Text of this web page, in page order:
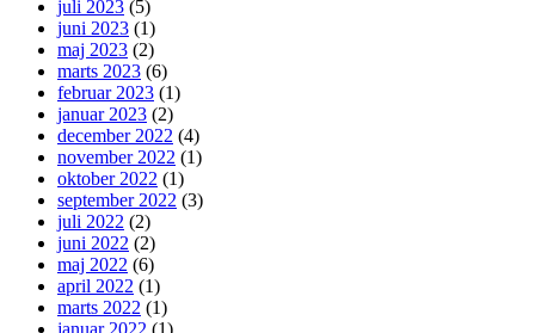
juli 2023 (5)
juni 2023 (1)
maj 2023 (2)
marts 2023 (6)
februar 2023 (1)
januar 2023 (2)
december 2022 (4)
november 2022 (1)
oktober 2022 (1)
september 2022 (3)
juli 2022 (2)
juni 2022 (2)
maj 2022 (6)
april 2022 (1)
marts 2022 (1)
januar 2022 (1)